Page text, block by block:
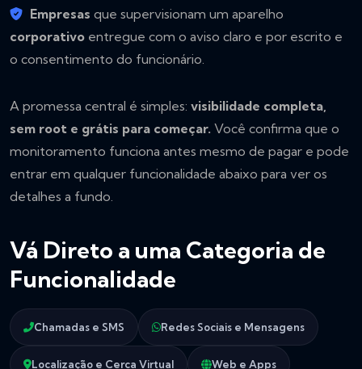
Empresas que supervisionam um aparelho
corporativo entregue com o aviso claro e por escrito e
o consentimento do funcionário.
A promessa central é simples: visibilidade completa,
sem root e grátis para começar. Você confirma que o
monitoramento funciona antes mesmo de pagar e pode
entrar em qualquer funcionalidade abaixo para ver os
detalhes a fundo.
Vá Direto a uma Categoria de
Funcionalidade
Chamadas e SMS Redes Sociais e Mensagens
Localização e Cerca Virtual Web e Apps